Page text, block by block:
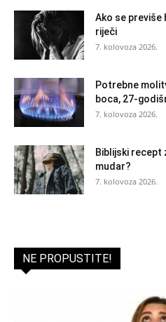
Ako se previše
riječi
7. kolovoza 2026.
Potrebne
boca, 27-
7. kolovoza 2026.
Biblijski
mudar?
7. kolovoza 2026.
NE PROPUSTITE!